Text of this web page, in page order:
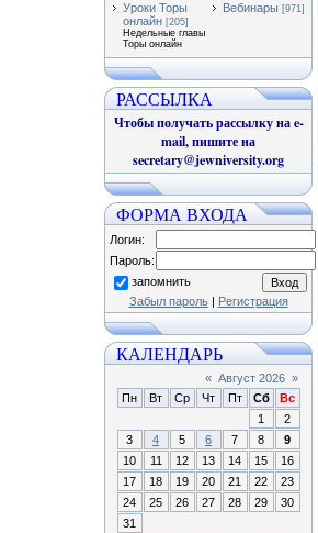
Уроки Торы
онлайн [205]
Недельные главы
Торы онлайн
Вебинары [971]
РАССЫЛКА
Чтобы получать рассылку на e-
mail, пишите на
secretary@jewniversity.org
ФОРМА ВХОДА
Логин:
Пароль:
запомнить
Забыл пароль| Регистрация
КАЛЕНДАРЬ
« Август 2026 »
Пн
Вт Ср Чт Пт Сб
Вс
1
2
3
4 5 6 7 8
9
10
11 12 13 14 15
16
17
18 19 20 21 22
23
24
25 26 27 28 29
30
31